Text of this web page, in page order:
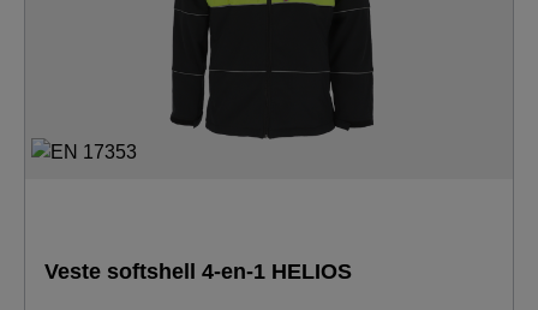
Veste softshell 4-en-1 HELIOS